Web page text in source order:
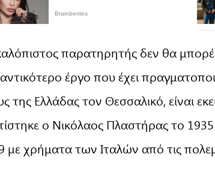
παρατηρητής δεν θα
έργο που έχει
της Ελλάδας τον Θεσσαλικό, είναι
ο Νικόλαος Πλαστήρας το
με χρήματα των Ιταλών από τις